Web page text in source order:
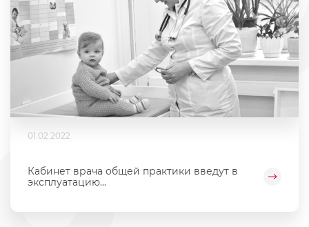
01.02.2022
Кабинет врача общей практики введут в
эксплуатацию...